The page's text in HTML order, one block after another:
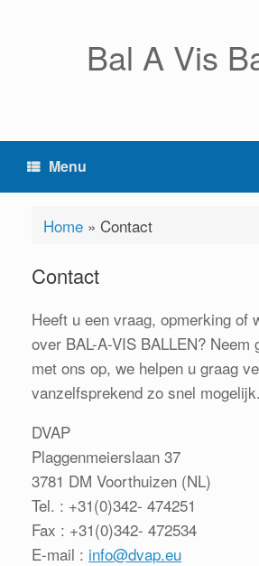
Bal A Vis
Menu
Home» Contact
Contact
Heeft u een vraag, opmerking of
over BAL-A-VIS BALLEN? Neem
met ons op, we helpen u graag
vanzelfsprekend zo snel mogelijk.
DVAP
Plaggenmeierslaan 37
3781 DM Voorthuizen (NL)
Tel. : +31(0)342- 474251
Fax : +31(0)342- 472534
E-mail : info@dvap.eu